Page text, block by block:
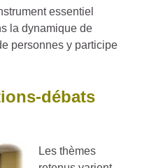
essentiel
la dynamique de
personnes y participe
débats
Les thèmes